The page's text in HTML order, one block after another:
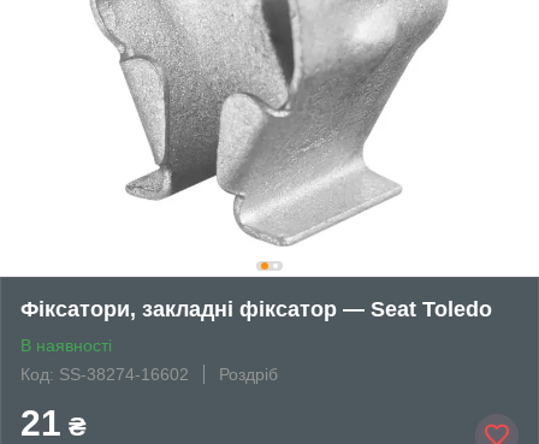
Фіксатори, закладні фіксатор — Seat Toledo
В наявності
Код: SS-38274-16602
Роздріб
21 ₴